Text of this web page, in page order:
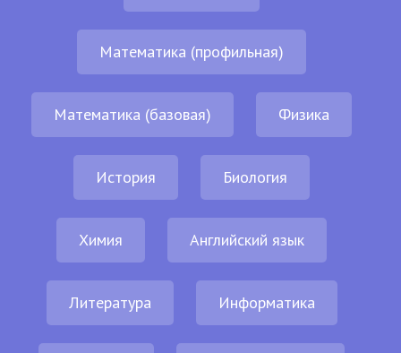
Математика (профильная)
Математика (базовая) Физика
История Биология
Химия Английский язык
Литература Информатика